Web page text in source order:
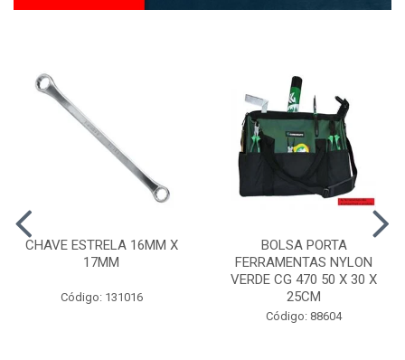
CHAVE ESTRELA 16MM X
17MM
Código: 131016
BOLSA PORTA
FERRAMENTAS NYLON
VERDE CG 470 50 X 30 X
25CM
Código: 88604